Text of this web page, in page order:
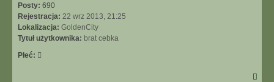
Posty: 690
Rejestracja: 22 wrz 2013, 21:25
Lokalizacja: GoldenCity
Tytuł użytkownika: brat cebka
Płeć: